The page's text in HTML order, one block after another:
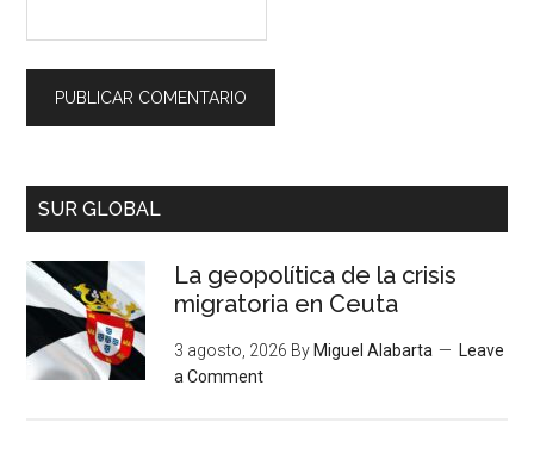
SUR GLOBAL
La geopolítica de la crisis
migratoria en Ceuta
3 agosto, 2026 By Miguel Alabarta
Leave
a Comment